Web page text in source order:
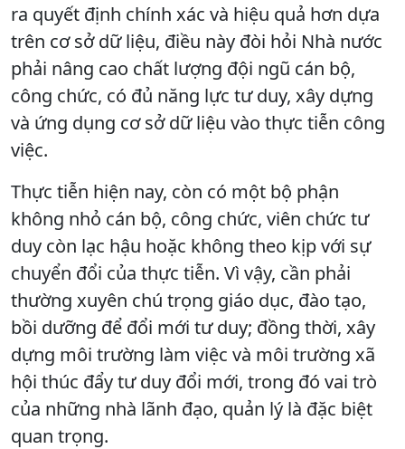
ra quyết định chính xác và hiệu quả hơn dựa
trên cơ sở dữ liệu, điều này đòi hỏi Nhà nước
phải nâng cao chất lượng đội ngũ cán bộ,
công chức, có đủ năng lực tư duy, xây dựng
và ứng dụng cơ sở dữ liệu vào thực tiễn công
việc.
Thực tiễn hiện nay, còn có một bộ phận
không nhỏ cán bộ, công chức, viên chức tư
duy còn lạc hậu hoặc không theo kịp với sự
chuyển đổi của thực tiễn. Vì vậy, cần phải
thường xuyên chú trọng giáo dục, đào tạo,
bồi dưỡng để đổi mới tư duy; đồng thời, xây
dựng môi trường làm việc và môi trường xã
hội thúc đẩy tư duy đổi mới, trong đó vai trò
của những nhà lãnh đạo, quản lý là đặc biệt
quan trọng.